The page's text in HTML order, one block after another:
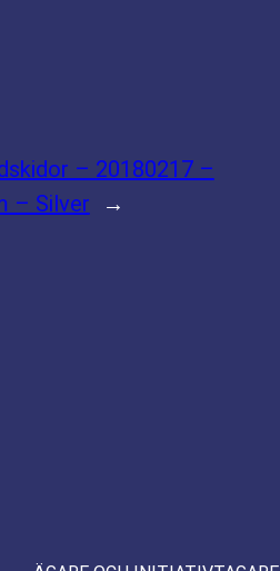
– 20180217 –
– Silver
→